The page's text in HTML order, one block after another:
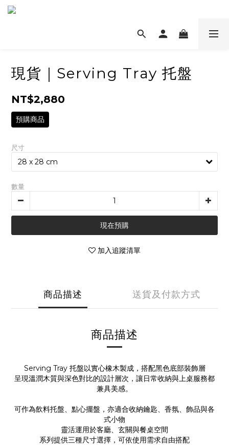
現貨｜Serving Tray 托盤
NT$2,880
預購商品
尺寸
數量
現在預購
加入追蹤清單
商品描述 送貨及付款方式
商品描述
Serving Tray 托盤以實心橡木製成，搭配黑色底部裝飾層
呈現溫潤木質與深色對比的設計層次，讓日常收納與上桌服務都
兼具美感。
可作為飲料托盤、點心擺盤，亦適合收納鑰匙、香氛、飾品與各
式小物
靈活運用於客廳、玄關與餐桌空間
系列提供三種尺寸選擇，可依使用需求自由搭配